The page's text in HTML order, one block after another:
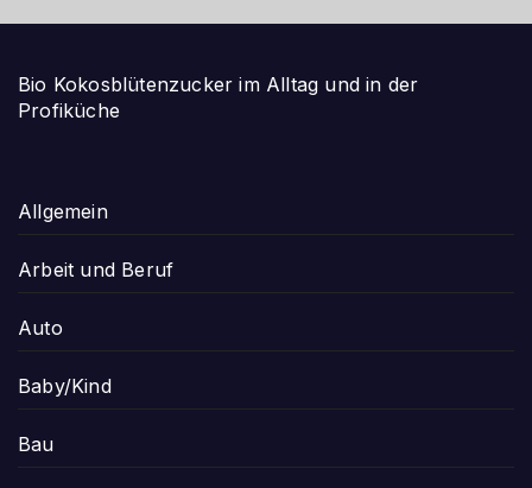
Bio Kokosblütenzucker im Alltag und in der
Profiküche
Allgemein
Arbeit und Beruf
Auto
Baby/Kind
Bau